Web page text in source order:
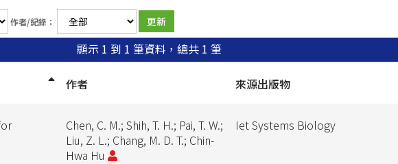
作者/紀錄：
顯示 1 到 1 筆資料，總共 1 筆
作者 來源出版物
Chen, C. M.; Shih, T. H.; Pai, T. W.;
Liu, Z. L.; Chang, M. D. T.; Chin-
Hwa Hu
Iet Systems Biology